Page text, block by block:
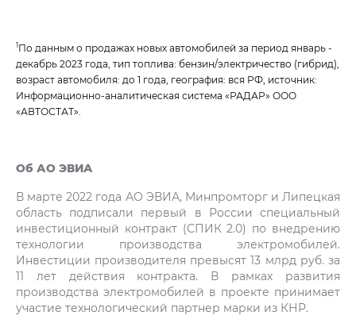
1По данным о продажах новых автомобилей за период январь -
декабрь 2023 года, тип топлива: бензин/электричество (гибрид),
возраст автомобиля: до 1 года, география: вся РФ, источник:
Информационно-аналитическая система «РАДАР» ООО
«АВТОСТАТ».
Об АО ЭВИА
В марте 2022 года АО ЭВИА, Минпромторг и Липецкая
область подписали первый в России специальный
инвестиционный контракт (СПИК 2.0) по внедрению
технологии производства электромобилей.
Инвестиции производителя превысят 13 млрд руб. за
11 лет действия контракта. В рамках развития
производства электромобилей в проекте принимает
участие технологический партнер марки из КНР.